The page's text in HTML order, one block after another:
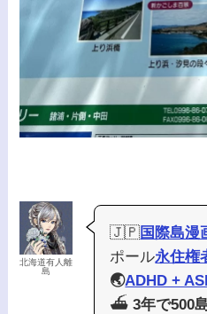
北海道有人離
島
🇯🇵国際島漫
ポール永住権
🌏ADHD +
⛴️3年で500